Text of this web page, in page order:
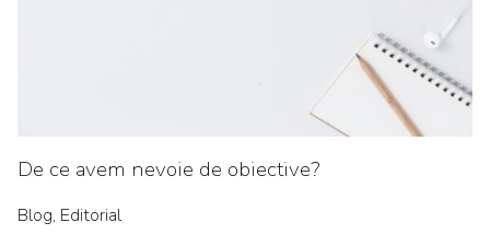
De ce avem nevoie de obiective?
Blog, Editorial